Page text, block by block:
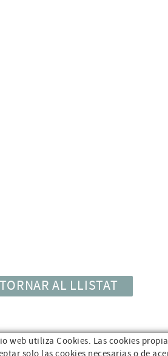
TORNAR AL LLISTAT
web utiliza Cookies. Las cookies